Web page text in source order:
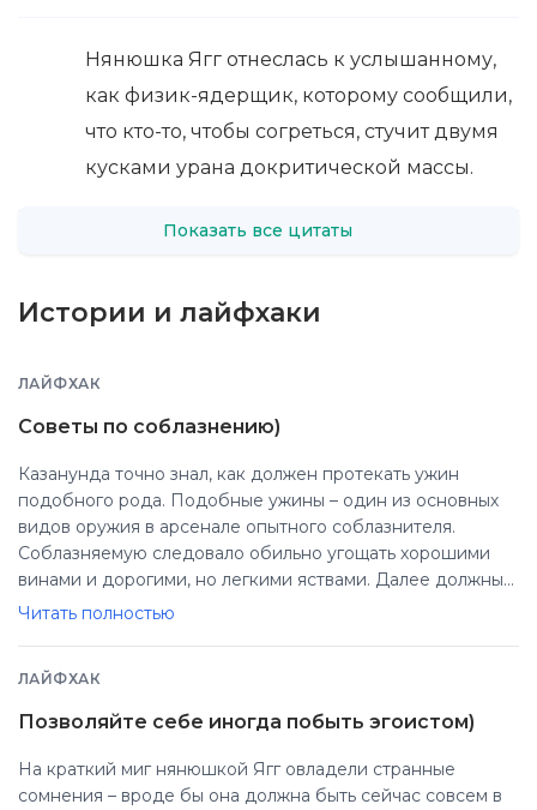
Нянюшка Ягг отнеслась к услышанному,
как физик-ядерщик, которому сообщили,
что кто-то, чтобы согреться, стучит двумя
кусками урана докритической массы.
Показать все цитаты
Истории и лайфхаки
ЛАЙФХАК
Советы по соблазнению)
Казанунда точно знал, как должен протекать ужин
подобного рода. Подобные ужины – один из основных
видов оружия в арсенале опытного соблазнителя.
Соблазняемую следовало обильно угощать хорошими
винами и дорогими, но легкими яствами. Далее должны
последовать обмен понимающими взглядами поверх
неумолимо корабль обольщения направлялся в нужную
бухту.
Читать полностью
ЛАЙФХАК
Позволяйте себе иногда побыть эгоистом)
На краткий миг нянюшкой Ягг овладели странные
сомнения – вроде бы она должна быть сейчас совсем в